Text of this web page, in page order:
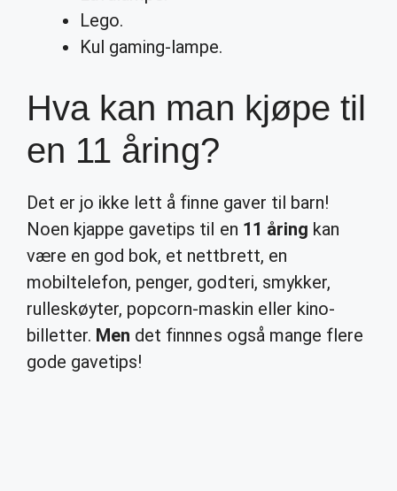
Lego.
Kul gaming-lampe.
Hva kan man kjøpe til
en 11 åring?
Det er jo ikke lett å finne gaver til barn!
Noen kjappe gavetips til en 11 åring kan
være en god bok, et nettbrett, en
mobiltelefon, penger, godteri, smykker,
rulleskøyter, popcorn-maskin eller kino-
billetter. Men det finnnes også mange flere
gode gavetips!